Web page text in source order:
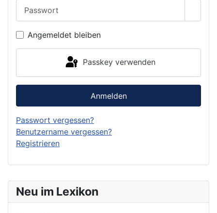
Neu im Lexikon
Angemeldet bleiben
Passkey verwenden
Anmelden
Passwort vergessen?
Benutzername vergessen?
Registrieren